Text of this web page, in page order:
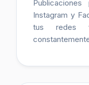
Instagram y
tus redes